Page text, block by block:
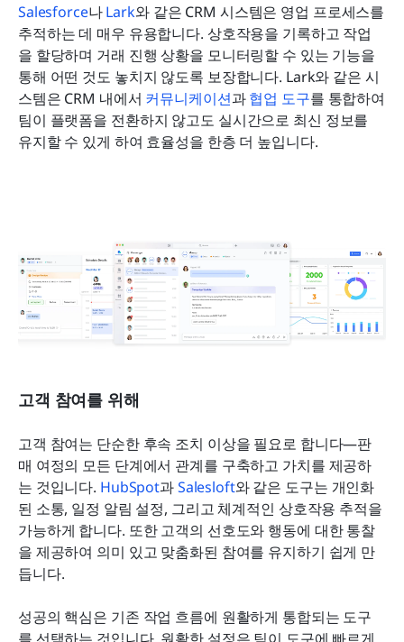
Salesforce나 Lark와 같은 CRM 시스템은 영업 프로세스를
추적하는 데 매우 유용합니다. 상호작용을 기록하고 작업
을 할당하며 거래 진행 상황을 모니터링할 수 있는 기능을
통해 어떤 것도 놓치지 않도록 보장합니다. Lark와 같은 시
스템은 CRM 내에서 커뮤니케이션과 협업 도구를 통합하여
팀이 플랫폼을 전환하지 않고도 실시간으로 최신 정보를
유지할 수 있게 하여 효율성을 한층 더 높입니다.
고객 참여를 위해
고객 참여는 단순한 후속 조치 이상을 필요로 합니다—판
매 여정의 모든 단계에서 관계를 구축하고 가치를 제공하
는 것입니다. HubSpot과 Salesloft와 같은 도구는 개인화
된 소통, 일정 알림 설정, 그리고 체계적인 상호작용 추적을
가능하게 합니다. 또한 고객의 선호도와 행동에 대한 통찰
을 제공하여 의미 있고 맞춤화된 참여를 유지하기 쉽게 만
듭니다.
성공의 핵심은 기존 작업 흐름에 원활하게 통합되는 도구